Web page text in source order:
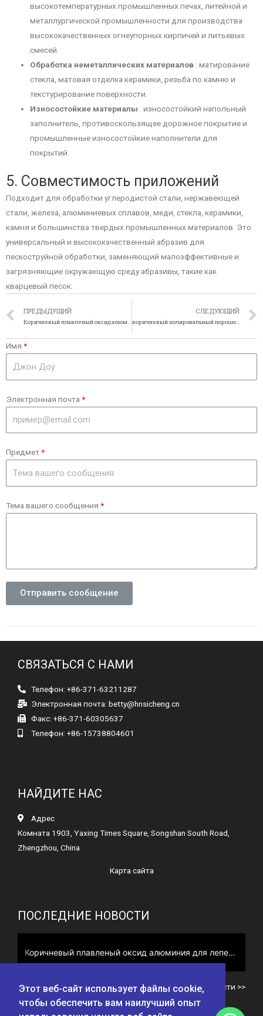
Этот веб-сайт использует файлы cookie,
чтобы обеспечить вам наилучший опыт
высокотемпературных промышленных печах, литейной и
металлургической промышленности для производства
высококачественных огнеупорных кирпичей и литьевых
смесей.
Обработка неметаллических материалов : матирование
стекла, матовая отделка керамики, резьба по камню и
текстурирование поверхности.
Износостойкие материалы : износостойкий напольный
заполнитель, противоскользящее дорожное покрытие и
промышленные износостойкие наполнители для
покрытий.
5. Совместимость приложений
Подходит для обработки углеродистой стали, нержавеющей
стали, железа, алюминиевых сплавов, меди, стекла, керамики,
камня и большинства твердых промышленных материалов. Это
универсальный и высококачественный абразив для
пескоструйной обработки, заменяющий малоэффективные и
загрязняющие окружающую среду абразивы, такие как
кварцевый песок.
ПРЕДЫДУЩИЙ
Коричневый плавленый оксид алюминия для пескоструйной обработки металлов.
СЛЕДУЮЩИЙ
коричневый полировальный порошок из оксида алюминия
Имя
Электронная почта
Предмет
Тема вашего сообщения
Отправить сообщение
СВЯЗАТЬСЯ С НАМИ
Телефон: +86-371-63211287
Электронная почта: betty@hnsicheng.cn
Факс: +86-371-60305637
Телефон: +86-15738804601
НАЙДИТЕ НАС
Адрес
Комната 1903, Yaxing Times Square, Songshan South Road,
Zhengzhou, China
Карта сайта
ПОСЛЕДНИЕ НОВОСТИ
Коричневый плавленый оксид алюминия для лепесткового диска
Все новости >>